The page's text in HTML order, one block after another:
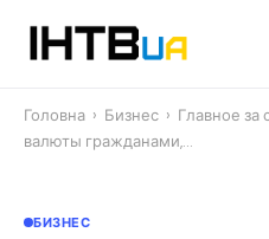
Головна › Бизнес › Главное за
валюты гражданами,…
БИЗНЕС